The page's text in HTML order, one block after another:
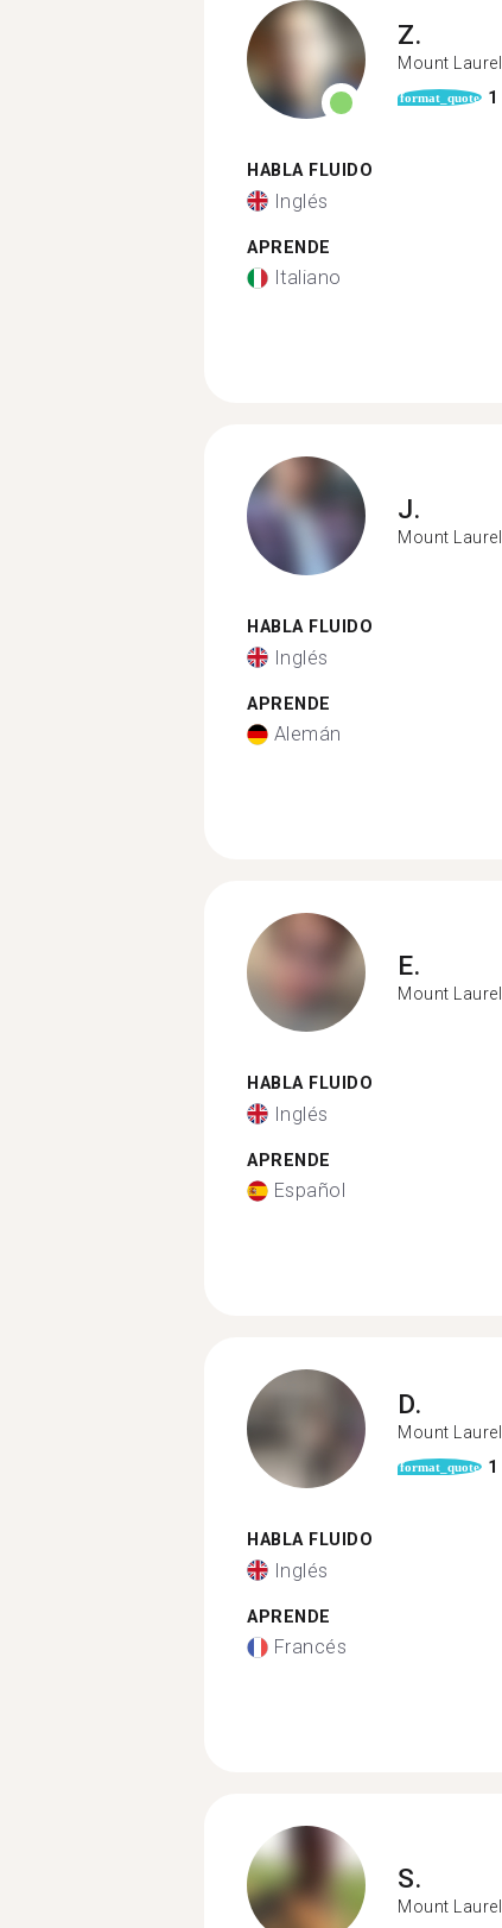
Z.
Mount Laurel
format_quote 1
HABLA FLUIDO
Inglés
APRENDE
Italiano
J.
Mount Laurel
HABLA FLUIDO
Inglés
APRENDE
Alemán
E.
Mount Laurel
HABLA FLUIDO
Inglés
APRENDE
Español
D.
Mount Laurel
format_quote 1
HABLA FLUIDO
Inglés
APRENDE
Francés
S.
Mount Laurel